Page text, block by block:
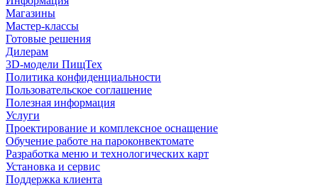
Магазины
Мастер-классы
Готовые решения
Дилерам
3D-модели ПищТех
Политика конфиденциальности
Пользовательское соглашение
Полезная информация
Услуги
Проектирование и комплексное оснащение
Обучение работе на пароконвектомате
Разработка меню и технологических карт
Установка и сервис
Поддержка клиента